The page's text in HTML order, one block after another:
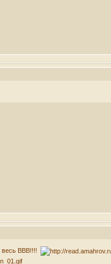
весь ВВВ!!!!